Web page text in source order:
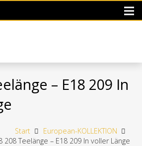
– E18 209 In
Start
European-KOLLEKTION
208 Teelänge – E18 209 In voller Länge